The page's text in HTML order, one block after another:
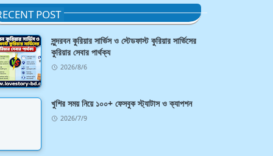
POST
সুন্দরবন কুরিয়ার সার্ভিস ও স্টেডফাস্ট কুরিয়ার সার্ভিসের
কুরিয়ার সেবার পার্থক্য
2026/8/6
খুশির সময় নিয়ে ১০০+ ফেসবুক স্ট্যাটাস ও ক্যাপশন
2026/7/9